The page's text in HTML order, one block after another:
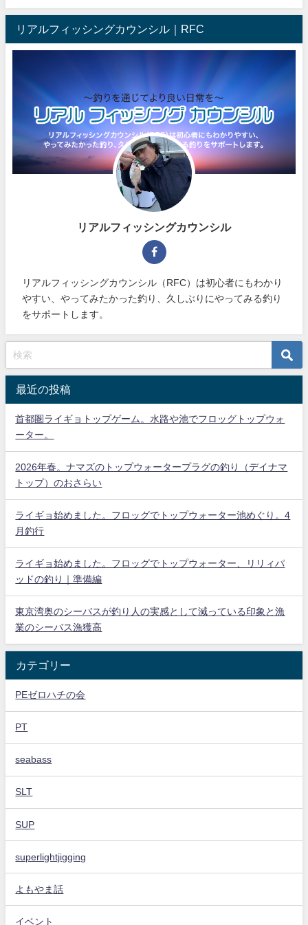
リアルフィッシングカウンシル｜RFC
リアルフィッシングカウンシル
リアルフィッシングカウンシル（RFC）は初心者にもわかり
やすい、やってみたかった釣り、久しぶりにやってみる釣り
をサポートします。
最近の投稿
首都圏ライギョトップゲーム。水路や池でフロッグトップウォ
ーター。
2026年春。ナマズのトップウォータープラグの釣り（デイナマ
トップ）のおさらい
ライギョ始めました。フロッグでトップウォーター池めぐり。4
月釣行
ライギョ始めました。フロッグでトップウォーター、リリィパ
ッドの釣り｜準備編
東京湾奥のシーバスが釣り人の実感として減っている印象と漁
業のシーバス漁獲高
カテゴリー
PEゼロハチの会
PT
seabass
SLT
SUP
superlightjigging
よもやま話
イベント